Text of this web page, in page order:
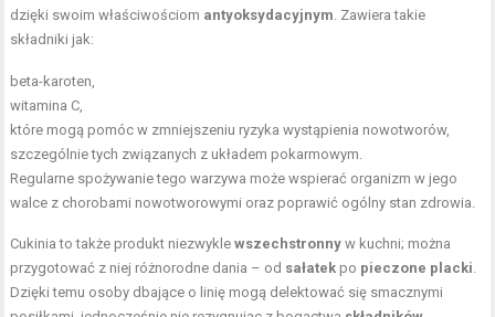
dzięki swoim właściwościom antyoksydacyjnym. Zawiera takie
składniki jak:
beta-karoten,
witamina C,
które mogą pomóc w zmniejszeniu ryzyka wystąpienia nowotworów,
szczególnie tych związanych z układem pokarmowym.
Regularne spożywanie tego warzywa może wspierać organizm w jego
walce z chorobami nowotworowymi oraz poprawić ogólny stan zdrowia.
Cukinia to także produkt niezwyklewszechstronny w kuchni; można
przygotować z niej różnorodne dania – od sałatek po pieczone placki.
Dzięki temu osoby dbające o linię mogą delektować się smacznymi